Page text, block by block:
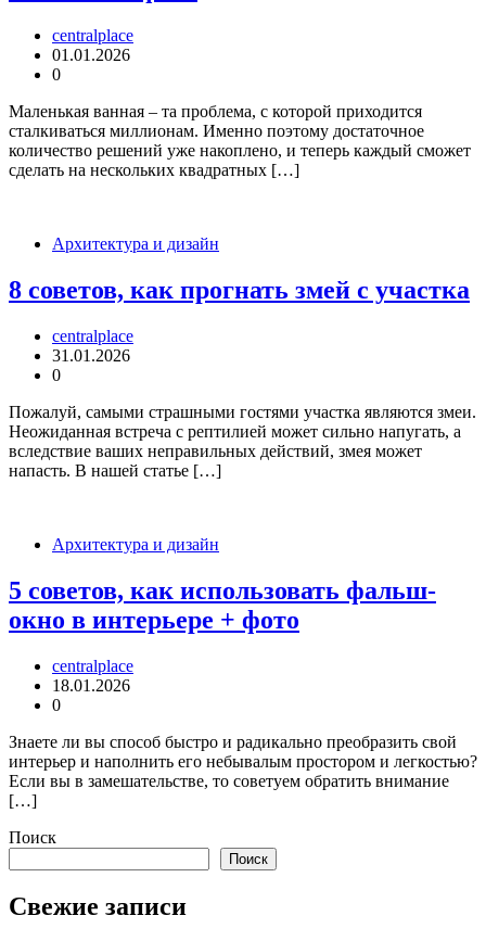
centralplace
01.01.2026
0
Маленькая ванная – та проблема, с которой приходится
сталкиваться миллионам. Именно поэтому достаточное
количество решений уже накоплено, и теперь каждый сможет
сделать на нескольких квадратных […]
Архитектура и дизайн
8 советов, как прогнать змей с участка
centralplace
31.01.2026
0
Пожалуй, самыми страшными гостями участка являются змеи.
Неожиданная встреча с рептилией может сильно напугать, а
вследствие ваших неправильных действий, змея может
напасть. В нашей статье […]
Архитектура и дизайн
5 советов, как использовать фальш-
окно в интерьере + фото
centralplace
18.01.2026
0
Знаете ли вы способ быстро и радикально преобразить свой
интерьер и наполнить его небывалым простором и легкостью?
Если вы в замешательстве, то советуем обратить внимание
[…]
Поиск
Поиск
Свежие записи